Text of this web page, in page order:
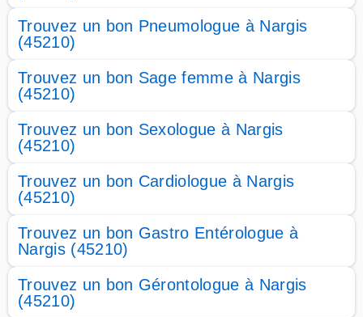
Trouvez un bon Pneumologue à Nargis
(45210)
Trouvez un bon Sage femme à Nargis
(45210)
Trouvez un bon Sexologue à Nargis
(45210)
Trouvez un bon Cardiologue à Nargis
(45210)
Trouvez un bon Gastro Entérologue à
Nargis (45210)
Trouvez un bon Gérontologue à Nargis
(45210)